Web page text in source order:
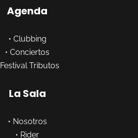
Agenda
• Clubbing
• Conciertos
Festival Tributos
La Sala
• Nosotros
• Rider